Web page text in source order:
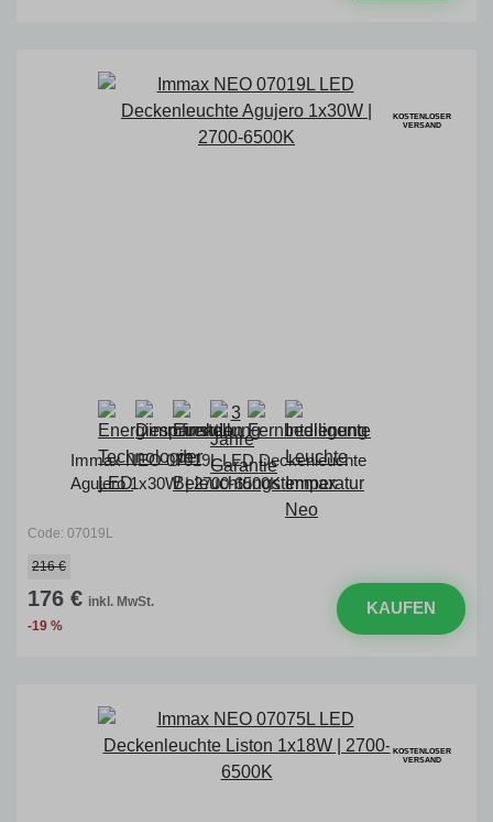
KOSTENLOSER
VERSAND
Immax NEO 07019L LED Deckenleuchte
Agujero 1x30W | 2700-6500K
Code: 07019L
216 €
176 € inkl. MwSt.
-19 %
KAUFEN
KOSTENLOSER
VERSAND